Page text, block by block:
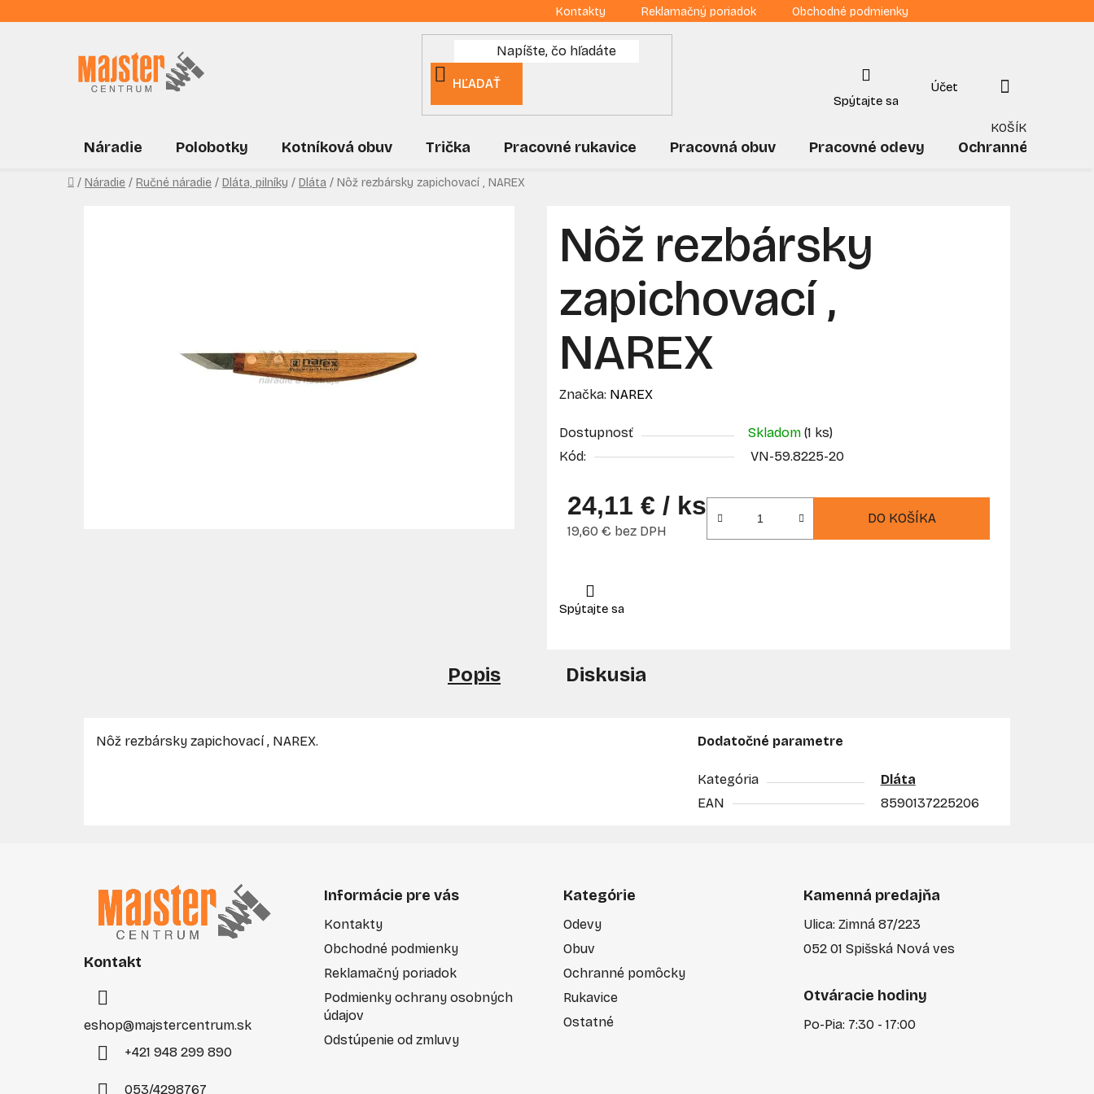
na
Kontakty Reklamačný poriadok Obchodné podmienky
HĽADAŤ
NÁKUPNÝ
KOŠÍK
Náradie Polobotky Kotníková obuv Trička Pracovné rukavice Pracovná obuv Pracovné odevy Ochranné
Domov
/ Náradie / Ručné náradie / Dláta, pilníky / Dláta / Nôž rezbársky zapichovací , NAREX
Nôž rezbársky
zapichovací ,
NAREX
Značka: NAREX
Dostupnosť Skladom (1 ks)
Kód:
VN-59.8225-20
24,11 € / ks
19,60 € bez DPH
DO KOŠÍKA
Popis Diskusia
Nôž rezbársky zapichovací , NAREX. Dodatočné parametre
Kategória
Dláta
EAN
8590137225206
Kontakt
eshop@majstercentrum.sk
+421 948 299 890
053/4298767
Informácie pre vás
Kontakty
Obchodné podmienky
Reklamačný poriadok
Podmienky ochrany osobných
údajov
Odstúpenie od zmluvy
Kategórie
Odevy
Obuv
Ochranné pomôcky
Rukavice
Ostatné
Kamenná predajňa
Ulica: Zimná 87/223
052 01 Spišská Nová ves
Otváracie hodiny
Po-Pia: 7:30 - 17:00